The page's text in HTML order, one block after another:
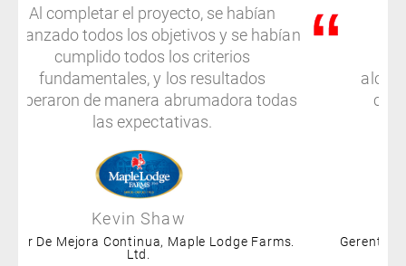
Al completar el proyecto, se habían
alcanzado todos los objetivos y se habían
cumplido todos los criterios
fundamentales, y los resultados
superaron de manera abrumadora todas
las expectativas.
Kevin Shaw
De Mejora Continua, Maple Lodge Farms.
Ltd.
Gerente